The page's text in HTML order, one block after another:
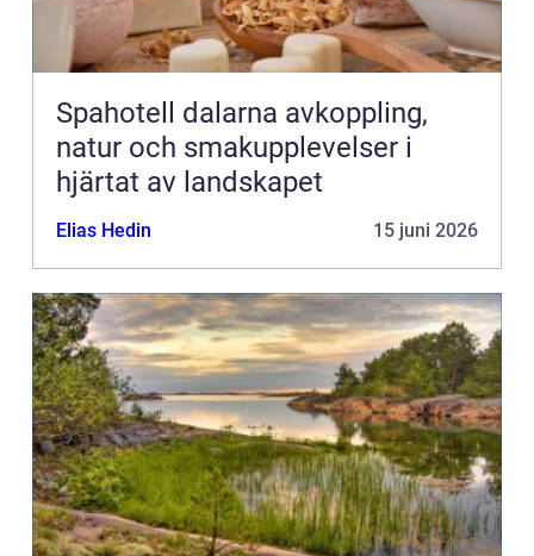
Spahotell dalarna avkoppling,
natur och smakupplevelser i
hjärtat av landskapet
Elias Hedin 15 juni 2026